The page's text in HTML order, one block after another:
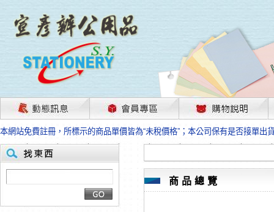
茲因國際情勢變化石油及塑化原物料波動漲幅甚大，部份上游供應商已採取
本網站免費註冊，所標示的商品單價皆為“未稅價格”；本公司保有是否接單出
HP、EPSON、CANON原廠耗材價格浮動，下單前請先跟客服人員確認最新
本網站免費註冊，所標示的商品單價皆為“未稅價格”；本公司保有是否接單出
匯款客戶請注意！因商品繁複來不及發現短缺，遂待客服人員跟您確認訂單
本網站免費註冊，所標示的商品單價皆為“未稅價格”；本公司保有是否接單出
茲因國際情勢變化石油及塑化原物料波動漲幅甚大，部份上游供應商已採取
本網站免費註冊，所標示的商品單價皆為“未稅價格”；本公司保有是否接單出
商品總覽